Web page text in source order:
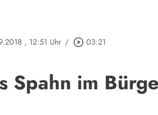
, 12:51 Uhr / play_circle_outline 03:21
Spahn im